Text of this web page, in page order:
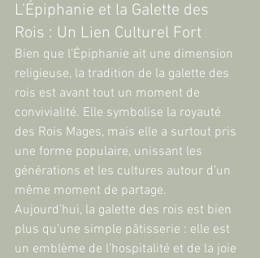
L’Épiphanie et la Galette des
Rois : Un Lien Culturel Fort
Bien que l’Épiphanie ait une dimension
religieuse, la tradition de la galette des
rois est avant tout un moment de
convivialité. Elle symbolise la royauté
des Rois Mages, mais elle a surtout pris
une forme populaire, unissant les
générations et les cultures autour d’un
même moment de partage.
Aujourd’hui, la galette des rois est bien
plus qu’une simple pâtisserie : elle est
un emblème de l’hospitalité et de la joie